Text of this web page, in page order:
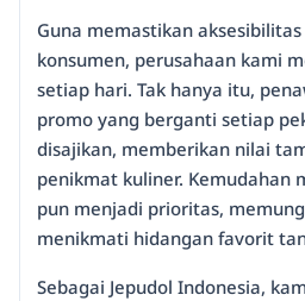
Guna memastikan
konsumen, perusahaan kami
setiap hari. Tak hanya itu,
promo yang berganti setiap
disajikan, memberikan nilai
penikmat kuliner. Kemudahan
pun menjadi prioritas,
menikmati hidangan favorit
Sebagai Jepudol Indonesia,